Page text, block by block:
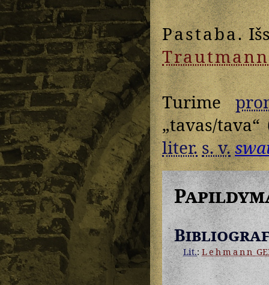
Pastaba.
Trautmann
Turime
„tavas/
liter.s. v.
Lit.:Lehmann